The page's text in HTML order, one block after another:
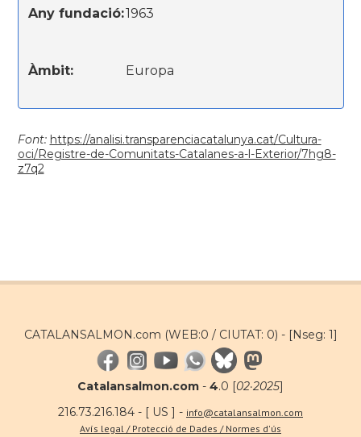
Any fundació:1963
Àmbit: Europa
Font: https://analisi.transparenciacatalunya.cat/Cultura-
oci/Registre-de-Comunitats-Catalanes-a-l-Exterior/7hg8-
z7q2
CATALANSALMON.com (WEB:0 / CIUTAT: 0) - [Nseg: 1]
Catalansalmon.com - 4.0 [02·2025]
216.73.216.184 - [ US ] - info@catalansalmon.com
Avís legal / Protecció de Dades / Normes d'ús